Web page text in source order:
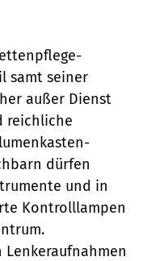
samt seiner
außer Dienst
reichliche
dürfen
und in
Kontrolllampen